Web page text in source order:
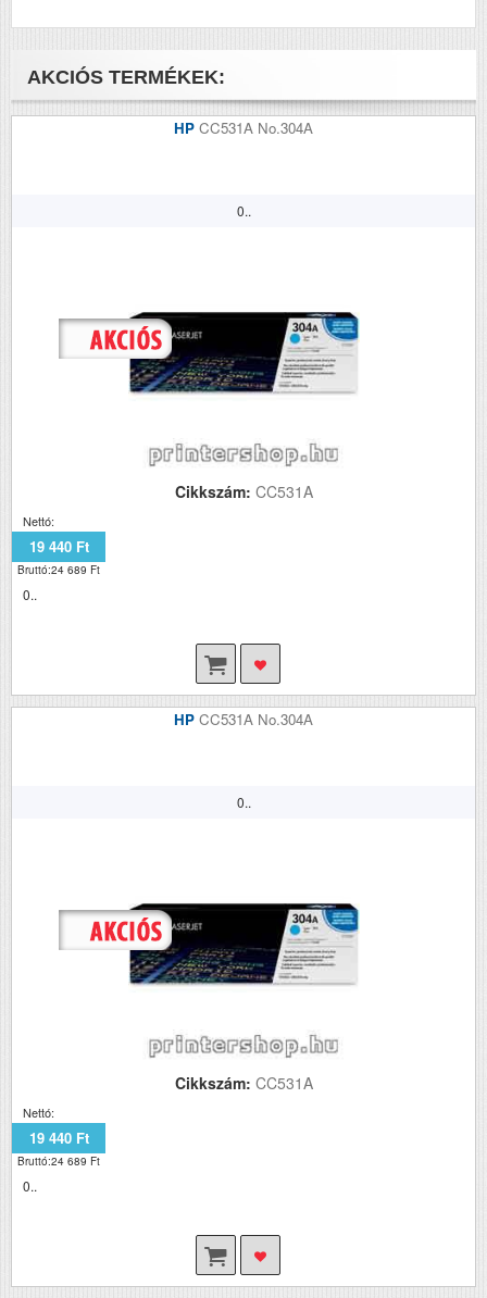
AKCIÓS TERMÉKEK:
HP CC531A No.304A
0..
Cikkszám: CC531A
Nettó:
19 440 Ft
Bruttó:24 689 Ft
0..
HP CC531A No.304A
0..
Cikkszám: CC531A
Nettó:
19 440 Ft
Bruttó:24 689 Ft
0..